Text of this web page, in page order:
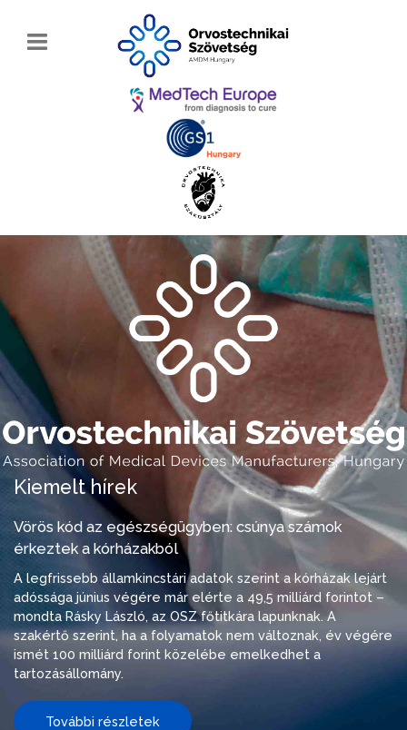
Kiemelt hírek
Vörös kód az egészségügyben: csúnya számok
érkeztek a kórházakból
A legfrissebb államkincstári adatok szerint a kórházak lejárt
adóssága június végére már elérte a 49,5 milliárd forintot –
mondta Rásky László, az OSZ főtitkára lapunknak. A
szakértő szerint, ha a folyamatok nem változnak, év végére
ismét 100 milliárd forint közelébe emelkedhet a
tartozásállomány.
További részletek